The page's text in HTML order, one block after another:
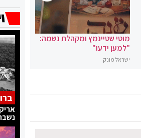
מוטי שטיינמץ ומקהלת נשמה:
"למען ידעו"
ישראל מונק